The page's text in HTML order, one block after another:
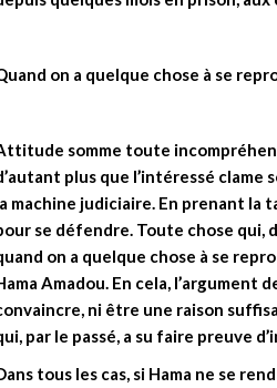
on a quelque chose à se
somme toute
plus que l’intéressé
machine judiciaire. En prenant la
se défendre. Toute chose qui,
on a quelque chose à se
Amadou. En cela,
ni être une raison
par le passé, a su faire preuve
tous les cas, si Hama ne se